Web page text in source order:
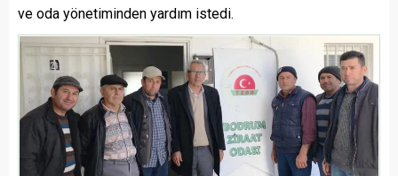
ve oda yönetiminden yardım istedi.